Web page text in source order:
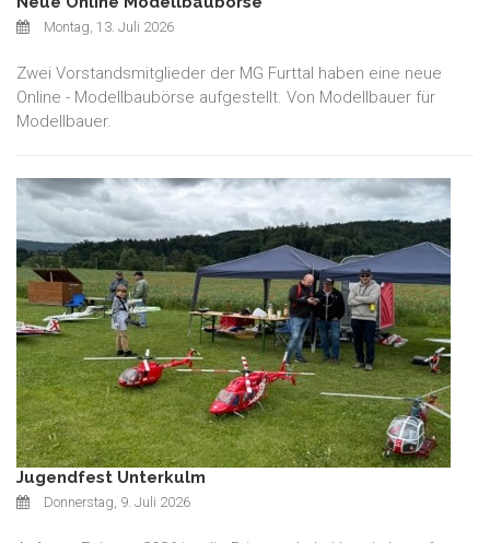
Montag, 13. Juli 2026
Zwei Vorstandsmitglieder der MG Furttal haben eine neue
Online - Modellbaubörse aufgestellt. Von Modellbauer für
Modellbauer.
Jugendfest Unterkulm
Donnerstag, 9. Juli 2026